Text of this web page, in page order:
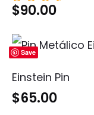
Valor
5.00
de 5
$90.00
Save
Einstein Pin
$65.00